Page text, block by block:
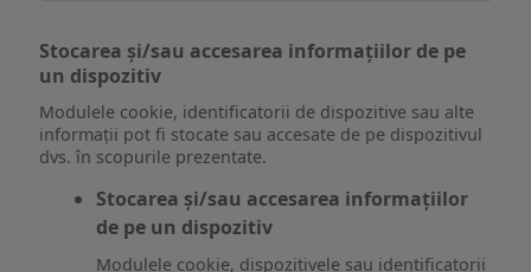
Stocarea și/sau accesarea informațiilor de pe
un dispozitiv
Modulele cookie, identificatorii de dispozitive sau alte
informații pot fi stocate sau accesate de pe dispozitivul
dvs. în scopurile prezentate.
Stocarea și/sau accesarea informațiilor
de pe un dispozitiv
Modulele cookie, dispozitivele sau identificatorii